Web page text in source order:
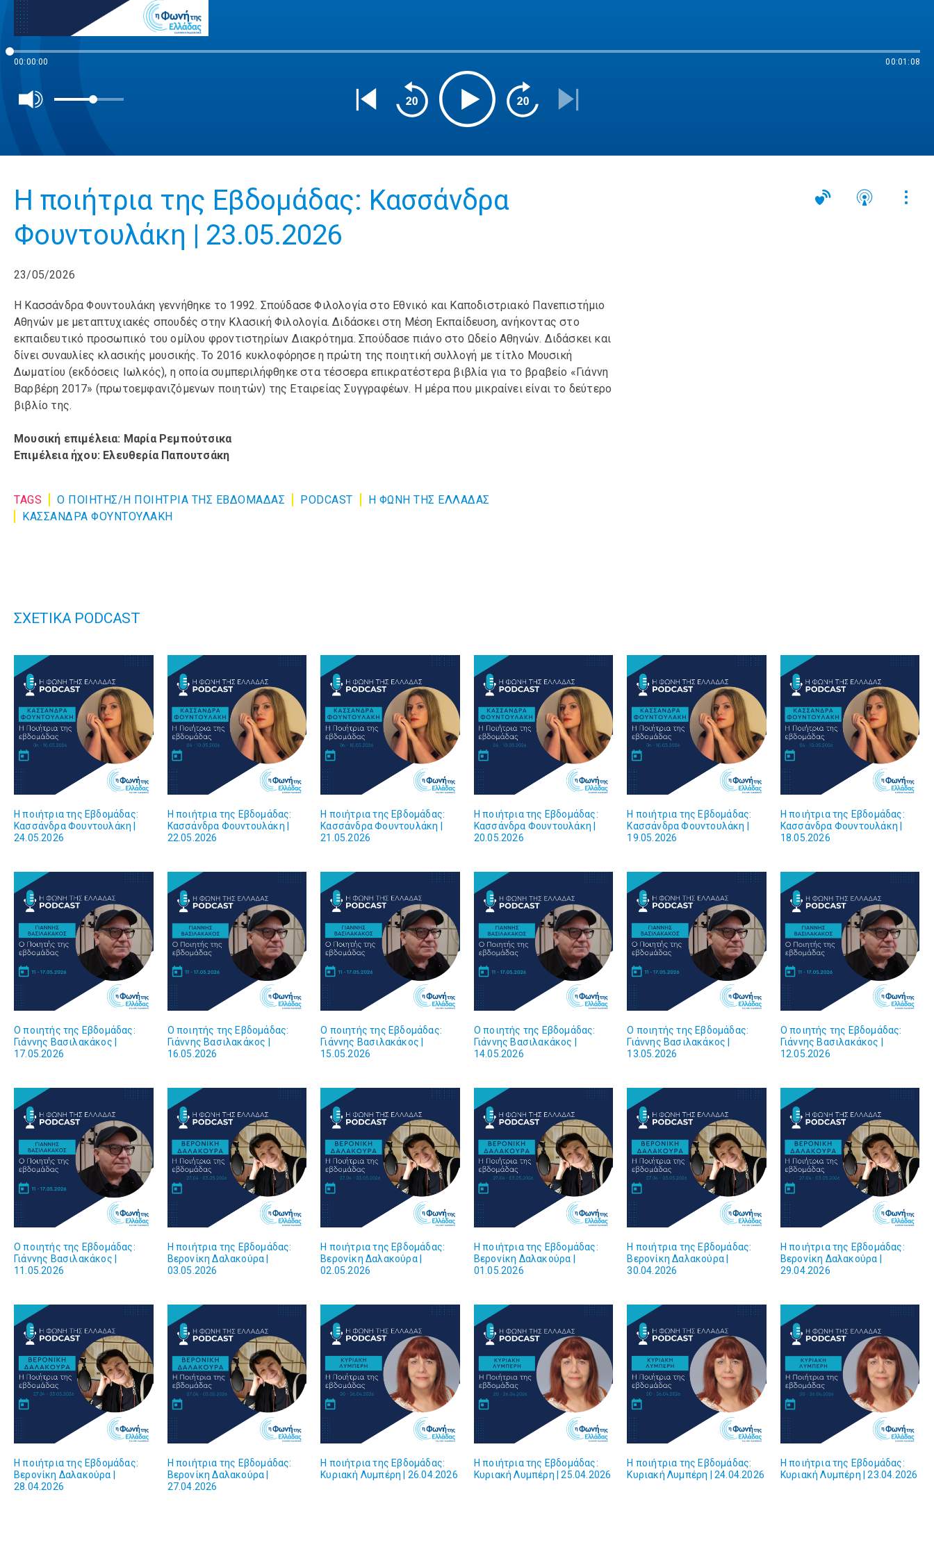
00:00:00 00:01:08
Η ποιήτρια της Εβδομάδας: Κασσάνδρα
Φουντουλάκη | 23.05.2026
23/05/2026
Η Κασσάνδρα Φουντουλάκη γεννήθηκε το 1992. Σπούδασε Φιλολογία στο Εθνικό και Καποδιστριακό Πανεπιστήμιο
Αθηνών με μεταπτυχιακές σπουδές στην Κλασική Φιλολογία. Διδάσκει στη Μέση Εκπαίδευση, ανήκοντας στο
εκπαιδευτικό προσωπικό του ομίλου φροντιστηρίων Διακρότημα. Σπούδασε πιάνο στο Ωδείο Αθηνών. Διδάσκει και
δίνει συναυλίες κλασικής μουσικής. Το 2016 κυκλοφόρησε η πρώτη της ποιητική συλλογή με τίτλο Μουσική
Δωματίου (εκδόσεις Ιωλκός), η οποία συμπεριλήφθηκε στα τέσσερα επικρατέστερα βιβλία για το βραβείο «Γιάννη
Βαρβέρη 2017» (πρωτοεμφανιζόμενων ποιητών) της Εταιρείας Συγγραφέων. Η μέρα που μικραίνει είναι το δεύτερο
βιβλίο της.
Μουσική επιμέλεια: Μαρία Ρεμπούτσικα
Επιμέλεια ήχου: Ελευθερία Παπουτσάκη
TAGS Ο ΠΟΙΗΤΗΣ/Η ΠΟΙΗΤΡΙΑ ΤΗΣ ΕΒΔΟΜΑΔΑΣ PODCAST
Η ΦΩΝΗ ΤΗΣ ΕΛΛΑΔΑΣ
ΚΑΣΣΑΝΔΡΑ ΦΟΥΝΤΟΥΛΑΚΗ
ΣΧΕΤΙΚΑ PODCAST
Η ποιήτρια της Εβδομάδας:
Κασσάνδρα Φουντουλάκη |
24.05.2026
Η ποιήτρια της Εβδομάδας:
Κασσάνδρα Φουντουλάκη |
22.05.2026
Η ποιήτρια της Εβδομάδας:
Κασσάνδρα Φουντουλάκη |
21.05.2026
Η ποιήτρια της Εβδομάδας:
Κασσάνδρα Φουντουλάκη |
20.05.2026
Η ποιήτρια της Εβδομάδας:
Κασσάνδρα Φουντουλάκη |
19.05.2026
Η ποιήτρια της Εβδομάδας:
Κασσάνδρα Φουντουλάκη |
18.05.2026
Ο ποιητής της Εβδομάδας:
Γιάννης Βασιλακάκος |
17.05.2026
Ο ποιητής της Εβδομάδας:
Γιάννης Βασιλακάκος |
16.05.2026
Ο ποιητής της Εβδομάδας:
Γιάννης Βασιλακάκος |
15.05.2026
Ο ποιητής της Εβδομάδας:
Γιάννης Βασιλακάκος |
14.05.2026
Ο ποιητής της Εβδομάδας:
Γιάννης Βασιλακάκος |
13.05.2026
Ο ποιητής της Εβδομάδας:
Γιάννης Βασιλακάκος |
12.05.2026
Ο ποιητής της Εβδομάδας:
Γιάννης Βασιλακάκος |
11.05.2026
Η ποιήτρια της Εβδομάδας:
Βερονίκη Δαλακούρα |
03.05.2026
Η ποιήτρια της Εβδομάδας:
Βερονίκη Δαλακούρα |
02.05.2026
Η ποιήτρια της Εβδομάδας:
Βερονίκη Δαλακούρα |
01.05.2026
Η ποιήτρια της Εβδομάδας:
Βερονίκη Δαλακούρα |
30.04.2026
Η ποιήτρια της Εβδομάδας:
Βερονίκη Δαλακούρα |
29.04.2026
Η ποιήτρια της Εβδομάδας:
Βερονίκη Δαλακούρα |
28.04.2026
Η ποιήτρια της Εβδομάδας:
Βερονίκη Δαλακούρα |
27.04.2026
Η ποιήτρια της Εβδομάδας:
Κυριακή Λυμπέρη | 26.04.2026
Η ποιήτρια της Εβδομάδας:
Κυριακή Λυμπέρη | 25.04.2026
Η ποιήτρια της Εβδομάδας:
Κυριακή Λυμπέρη | 24.04.2026
Η ποιήτρια της Εβδομάδας:
Κυριακή Λυμπέρη | 23.04.2026